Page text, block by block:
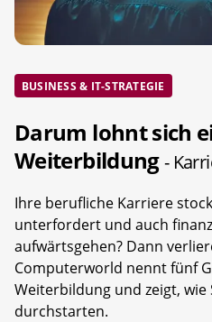
BUSINESS & IT-STRATEGIE
Darum lohnt sich
Weiterbildung-
Ihre berufliche Karriere
unterfordert und auch
aufwärtsgehen? Dann
Computerworld nennt fünf
Weiterbildung und zeigt, wie
durchstarten.